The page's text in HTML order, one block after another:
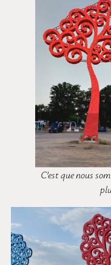
C’est que nous